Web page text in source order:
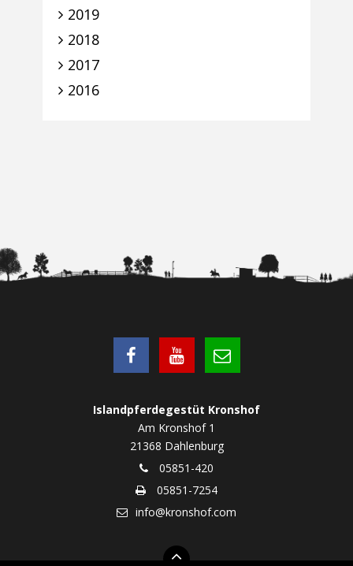
2019
2018
2017
2016
Islandpferdegestüt Kronshof
Am Kronshof 1
21368 Dahlenburg
05851-420
05851-7254
info@kronshof.com